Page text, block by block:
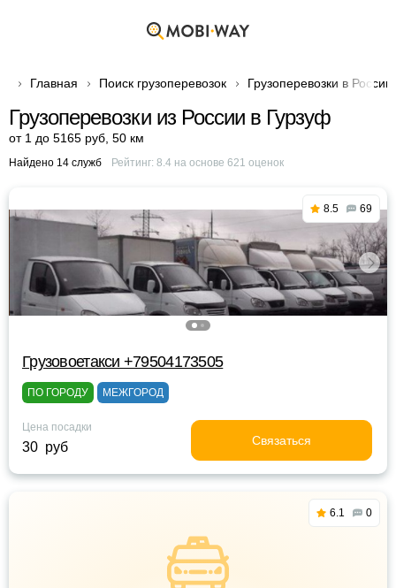
Главная Поиск грузоперевозок Грузоперевозки в России
Грузоперевозки из России в Гурзуф
от 1 до 5165 руб 50 км
Найдено 14 служб Рейтинг: 8.4на основе 621 оценок
8.5 69
Грузовоетакси +79504173505
ПО ГОРОДУ МЕЖГОРОД
Цена посадки
30 руб Связаться
6.1 0